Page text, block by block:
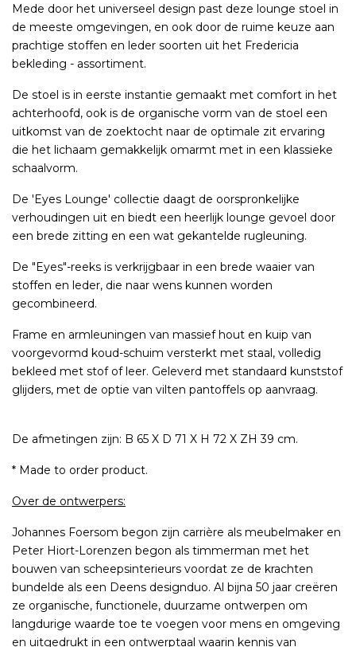
Mede door het universeel design past deze lounge stoel in
de meeste omgevingen, en ook door de ruime keuze aan
prachtige stoffen en leder soorten uit het Fredericia
bekleding - assortiment.
De stoel is in eerste instantie gemaakt met comfort in het
achterhoofd, ook is de organische vorm van de stoel een
uitkomst van de zoektocht naar de optimale zit ervaring
die het lichaam gemakkelijk omarmt met in een klassieke
schaalvorm.
De 'Eyes Lounge' collectie daagt de oorspronkelijke
verhoudingen uit en biedt een heerlijk lounge gevoel door
een brede zitting en een wat gekantelde rugleuning.
De "Eyes"-reeks is verkrijgbaar in een brede waaier van
stoffen en leder, die naar wens kunnen worden
gecombineerd.
Frame en armleuningen van massief hout en kuip van
voorgevormd koud-schuim versterkt met staal, volledig
bekleed met stof of leer. Geleverd met standaard kunststof
glijders, met de optie van vilten pantoffels op aanvraag.
De afmetingen zijn: B 65 X D 71 X H 72 X ZH 39 cm.
* Made to order product.
Over de ontwerpers:
Johannes Foersom begon zijn carrière als meubelmaker en
Peter Hiort-Lorenzen begon als timmerman met het
bouwen van scheepsinterieurs voordat ze de krachten
bundelde als een Deens designduo. Al bijna 50 jaar creëren
ze organische, functionele, duurzame ontwerpen om
langdurige waarde toe te voegen voor mens en omgeving
en uitgedrukt in een ontwerptaal waarin kennis van